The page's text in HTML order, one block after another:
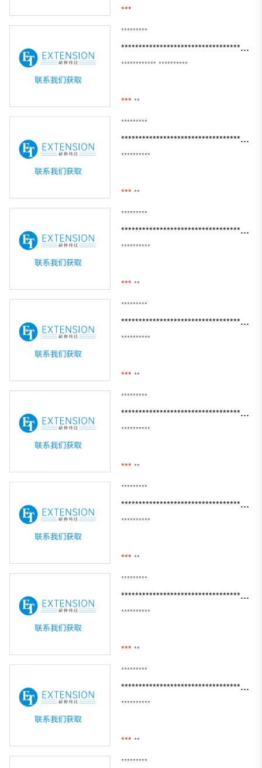
***
*********
***********************************************************
************ **********
*** **
*********
*********************************************************
**********
*** **
*********
***********************************************************
**********
*** **
*********
**************************************************
**********
*** **
*********
***************************************************
**********
*** **
*********
*************************************************
**********
*** **
*********
*************************************************************
**********
*** **
*********
**********************************************
**********
*** **
*********